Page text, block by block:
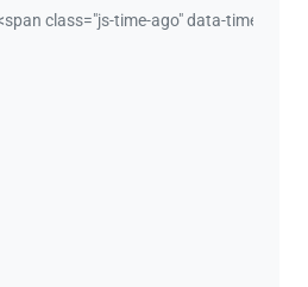
class="js-time-ago" data-